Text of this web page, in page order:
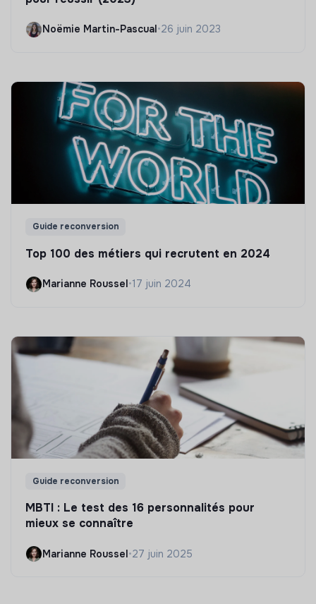
Noëmie Martin-Pascual •26 juin 2023
Guide reconversion
Top 100 des métiers qui recrutent en 2024
Marianne Roussel•17 juin 2024
Guide reconversion
MBTI : Le test des 16 personnalités pour
mieux se connaître
Marianne Roussel•27 juin 2025